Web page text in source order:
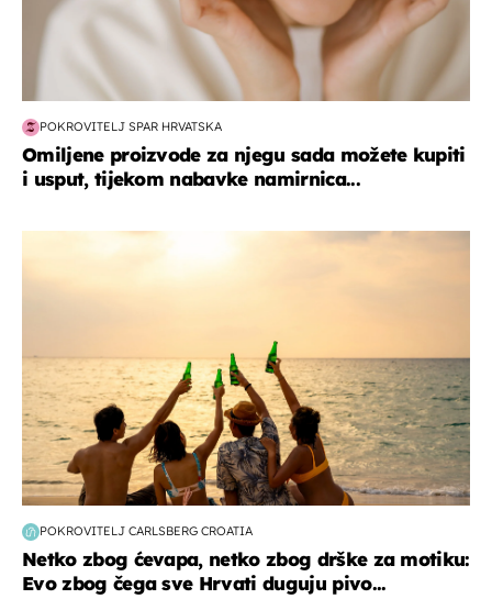
POKROVITELJ SPAR HRVATSKA
Omiljene proizvode za njegu sada možete kupiti
i usput, tijekom nabavke namirnica...
POKROVITELJ CARLSBERG CROATIA
Netko zbog ćevapa, netko zbog drške za motiku:
Evo zbog čega sve Hrvati duguju pivo...